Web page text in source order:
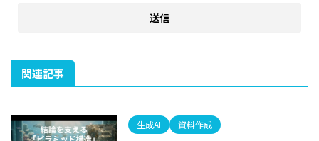
関連記事
生成AI 資料作成